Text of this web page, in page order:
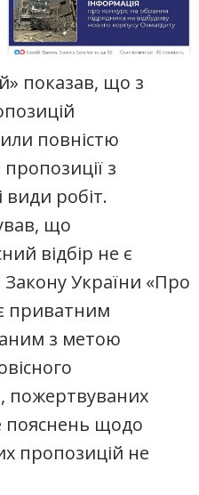
показав, що з
повністю
з
види робіт.
що
відбір не є
України «Про
є приватним
з метою
пожертвуваних
пояснень щодо
пропозицій не